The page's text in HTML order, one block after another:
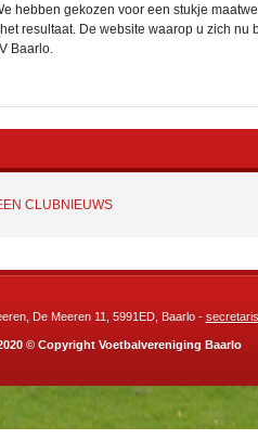
hebben gekozen voor een stukje
resultaat. De website waarop u zich
Baarlo.
CLUBNIEUWS
De Meeren 11, 5991ED, Baarlo -
© Copyright Voetbalvereniging Baarlo